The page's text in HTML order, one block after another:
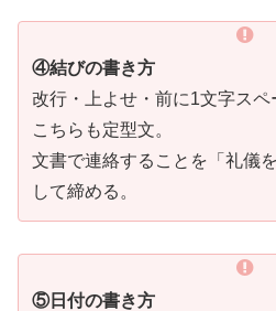
④結びの書き方
改行・上よせ・前に1文字スペ
こちらも定型文。
文書で連絡することを「礼儀
して締める。
⑤日付の書き方